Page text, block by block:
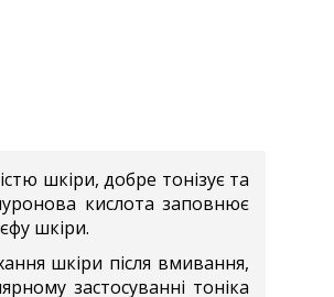
шкіри, добре тонізує та
кислота заповнює
шкіри.
шкіри після вмивання,
застосуванні тоніка